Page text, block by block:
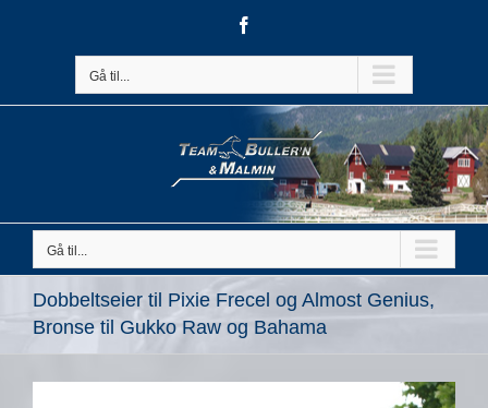
Gå til...
Gå til...
Dobbeltseier til Pixie Frecel og Almost Genius,
Bronse til Gukko Raw og Bahama